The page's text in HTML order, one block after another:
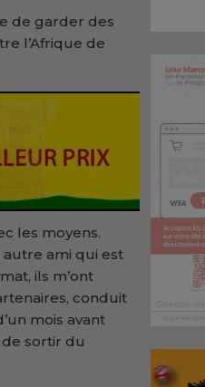
de garder des
l’Afrique de
les moyens.
autre ami qui est
ils m’ont
conduit
mois avant
sortir du